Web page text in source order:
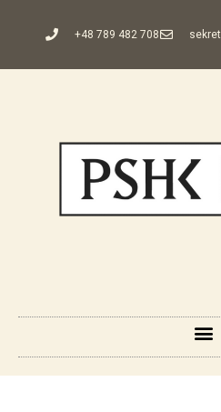
+48 789 482 708